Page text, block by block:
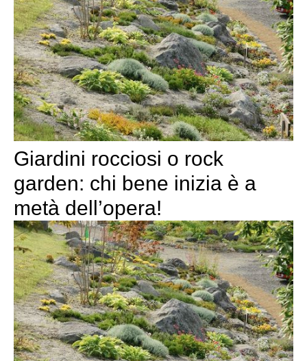
Giardini rocciosi o rock
garden: chi bene inizia è a
metà dell’opera!